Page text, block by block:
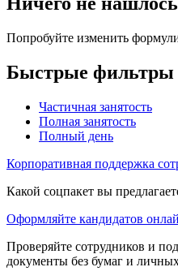
Попробуйте изменить
Быстрые фильтры
Частичная занятость
Полная занятость
Полный день
Корпоративная поддержка
Какой соцпакет вы
Оформляйте кандидатов
Проверяйте сотрудников и
документы без бумаг и